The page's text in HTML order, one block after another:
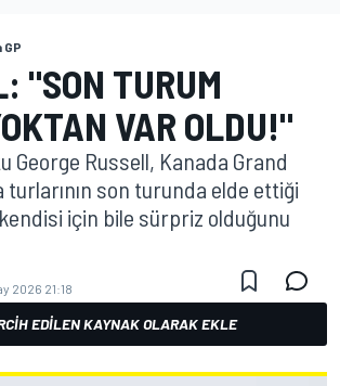
GP
"SON TURUM
VAR OLDU!"
George Russell, Kanada Grand
turlarının son turunda elde ettiği
için bile sürpriz olduğunu
2026 21:18
EDILEN KAYNAK OLARAK EKLE